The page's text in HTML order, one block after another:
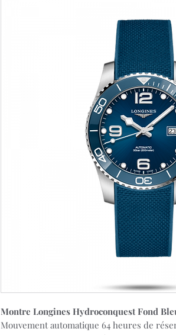
Montre Longines Hydroconquest Fond
Mouvement automatique 64 heures de